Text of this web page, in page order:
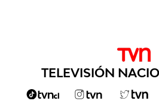
TELEVISIÓN